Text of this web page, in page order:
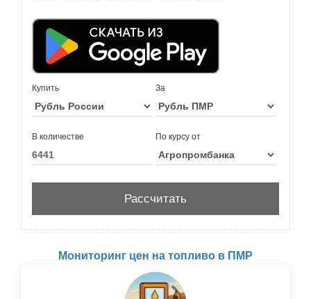
Купить За
В количестве По курсу от
Мониторинг цен на топливо в ПМР